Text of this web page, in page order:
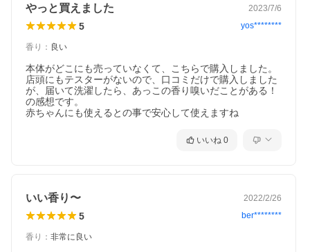
やっと買えました 2023/7/6
5 yos********
香り ： 良い
本体がどこにも売っていなくて、こちらで購入しました。
店頭にもテスターがないので、口コミだけで購入しました
が、届いて洗濯したら、あっこの香り嗅いだことがある！
の感想です。
いいね 0
いい香り〜 2022/2/26
5 ber********
香り ： 非常に良い